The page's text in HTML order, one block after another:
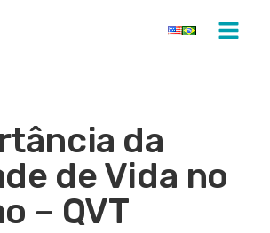
da
de Vida no
– QVT